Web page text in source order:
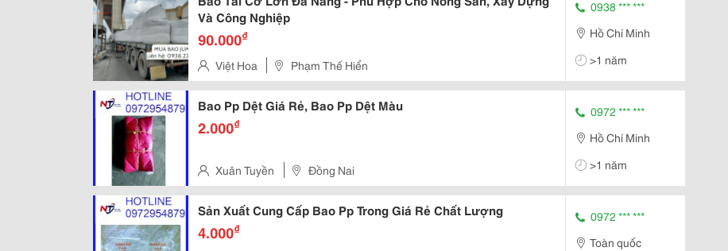
Và Công Nghiệp
90.000₫
Việt Hoa Phạm Thế Hiển
0938 *** ***
Hồ Chí Minh
>1 năm
Bao Pp Dệt Giá Rẻ, Bao Pp Dệt Màu
2.000₫
Xuân Tuyền Đồng Nai
0972 *** ***
Hồ Chí Minh
>1 năm
Sản Xuất Cung Cấp Bao Pp Trong Giá Rẻ Chất Lượng
4.000₫
0972 *** ***
Toàn quốc